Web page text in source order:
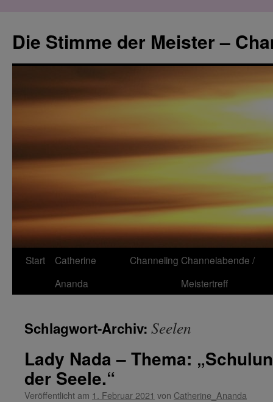
springen
Die Stimme der Meister –
Start
Catherine
Ananda
Channeling Channelabende /
Meistertreff
Schlagwort-Archiv: Seelen
Lady Nada – Thema:
der Seele.“
Veröffentlicht am 1. Februar 2021 von Catherine_Ananda